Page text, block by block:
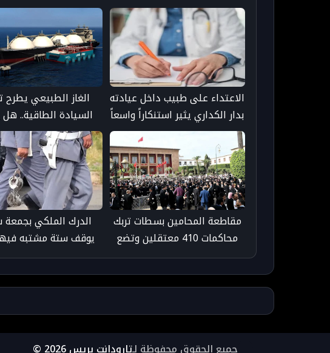
الاعتداء على طبيب داخل عيادته
بدار الكداري يثير استنكاراً واسعاً
ودعوات لتعزيز حماية الأطر
الصحية
الغاز الطبيعي
السيادة الطاقية.. هل
المغرب إلى بنية تحتية
مقاطعة المحامين بسطات تربك
محاكمات 410 معتقلين وتضع
العدالة أمام تحدي الآجال
القانونية
الدرك الملكي
يوقف ستة مشتبه
التنقيب غير المشروع
جميع الحقوق محفوظة لـتارودانت بريس 2026 ©